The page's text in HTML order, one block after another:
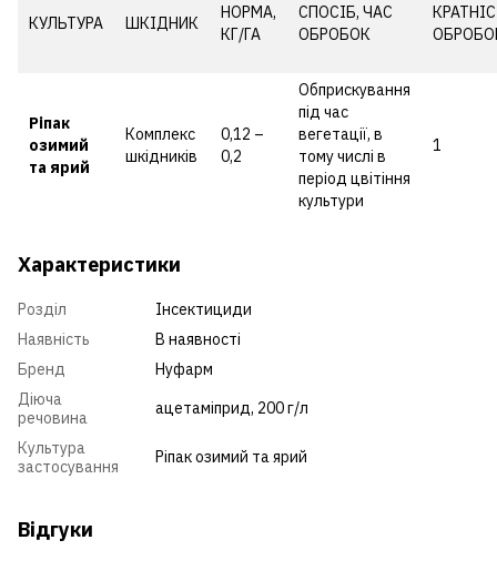
КУЛЬТУРА ШКІДНИК
НОРМА,
КГ/ГА
СПОСІБ, ЧАС
ОБРОБОК
Ріпак
озимий
та ярий
Комплекс
шкідників
0,12 –
0,2
Обприскування
під час
вегетації, в
тому числі в
період цвітіння
культури
1
Характеристики
Розділ
Інсектициди
Наявність
В наявності
Бренд
Нуфарм
Діюча
речовина
ацетаміприд, 200 г/л
Культура
застосування
Ріпак озимий та ярий
Відгуки